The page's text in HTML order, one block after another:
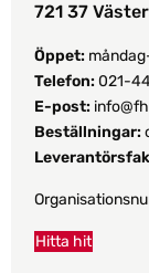
721 37
Öppet:
Telefon:021-
E-post:
Beställningar:
Hitta hit